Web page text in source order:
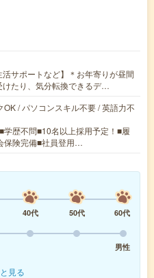
活サポートなど】＊お年寄りが昼間
けたり、気分転換できるデ…
/ パソコンスキル不要 / 英語力不
学歴不問■10名以上採用予定！■履
保険完備■社員登用…
40代 50代
60代
男性
見る